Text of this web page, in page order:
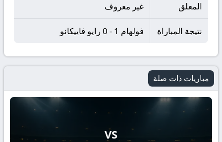
المعلق غير معروف
نتيجة المباراة فولهام 1 - 0 رايو فاييكانو
مباريات ذات صلة
VS